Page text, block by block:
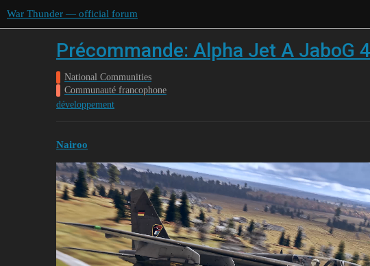
War Thunder — official forum
Précommande: Alpha Jet A JaboG
National Communities
Communauté francophone
développement
Nairoo